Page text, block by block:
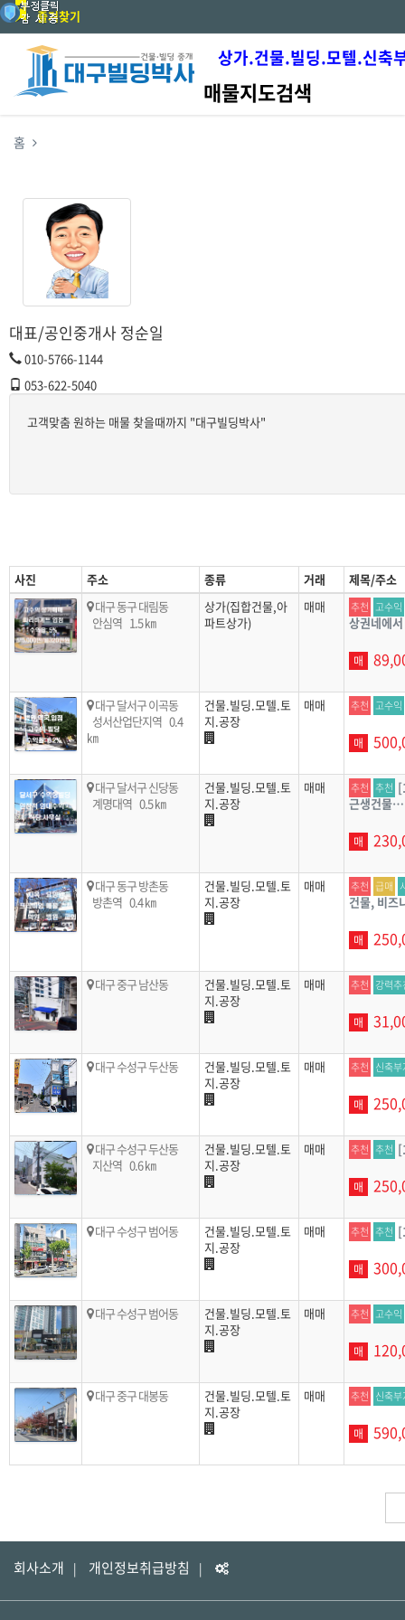
즐겨찾기
상가.건물.빌딩.모텔.신축
매물지도검색
홈
대표/공인중개사 정순일
010-5766-1144
053-622-5040
고객맞춤 원하는 매물 찾을때까지 "대구빌딩박사"
사진 주소 종류 거래
제목/주소
대구 동구 대림동
안심역 1.5 ㎞
상가(집합건물,아
파트상가)
매매 추천 고수익
상권네에
매
대구 달서구 이곡동
성서산업단지역 0.4
㎞
건물.빌딩.모텔.토
지.공장
매매 추천 고수익
매
대구 달서구 신당동
계명대역 0.5 ㎞
건물.빌딩.모텔.토
지.공장
매매 추천 추천
근생건물…
매
대구 동구 방촌동
방촌역 0.4 ㎞
건물.빌딩.모텔.토
지.공장
매매 추천 급매
건물, 비
매
대구 중구 남산동
건물.빌딩.모텔.토
지.공장
매매 추천 강력추
매
대구 수성구 두산동
건물.빌딩.모텔.토
지.공장
매매 추천 신축부
매
대구 수성구 두산동
지산역 0.6 ㎞
건물.빌딩.모텔.토
지.공장
매매 추천 추천
매
대구 수성구 범어동
건물.빌딩.모텔.토
지.공장
매매 추천 추천
매
대구 수성구 범어동
건물.빌딩.모텔.토
지.공장
매매 추천 고수익
매
대구 중구 대봉동
건물.빌딩.모텔.토
지.공장
매매 추천 신축부
매
회사소개 개인정보취급방침